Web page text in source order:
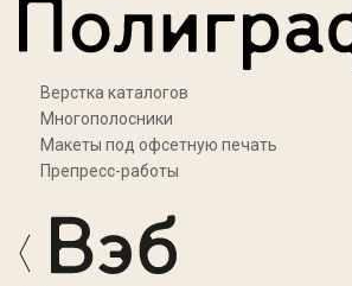
Верстка каталогов
Многополосники
Макеты под офсетную печать
Препресс-работы